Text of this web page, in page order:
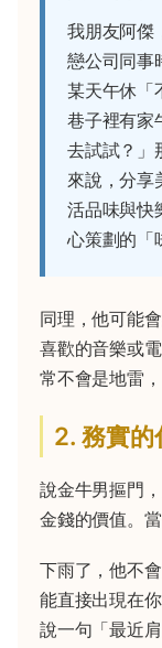
我朋友阿傑
戀公司同事
某天午休「
巷子裡有家
去試試？」
來說，分享
活品味與快
心策劃的「
同理，他可能
喜歡的音樂或
常不會是地雷
2. 務實的
說金牛男摳門
金錢的價值。
下雨了，他不
能直接出現在
說一句「最近